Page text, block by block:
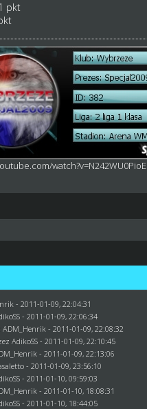
pkt
watch?v=N242WU0PioE
- 2011-01-09, 22:04:31
- 2011-01-09, 22:06:34
ADM_Henrik - 2011-01-09, 22:08:32
AdikoSS - 2011-01-09, 22:10:45
- 2011-01-09, 22:13:06
- 2011-01-09, 23:56:10
- 2011-01-10, 09:59:03
- 2011-01-10, 18:08:31
- 2011-01-10, 18:44:05